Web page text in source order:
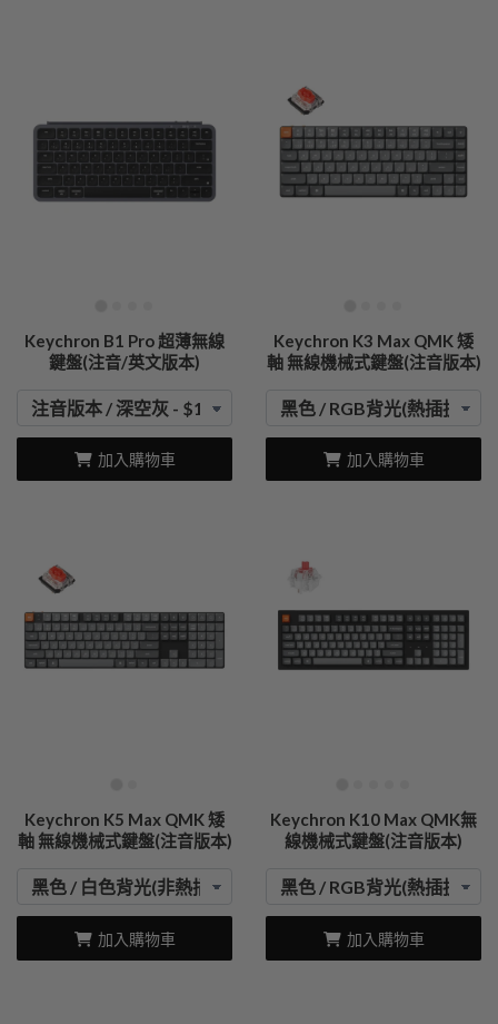
Keychron B1 Pro 超薄無線
鍵盤(注音/英文版本)
加入購物車
Keychron K3 Max QMK 矮
軸 無線機械式鍵盤(注音版本)
加入購物車
Keychron K5 Max QMK 矮
軸 無線機械式鍵盤(注音版本)
加入購物車
Keychron K10 Max QMK無
線機械式鍵盤(注音版本)
加入購物車